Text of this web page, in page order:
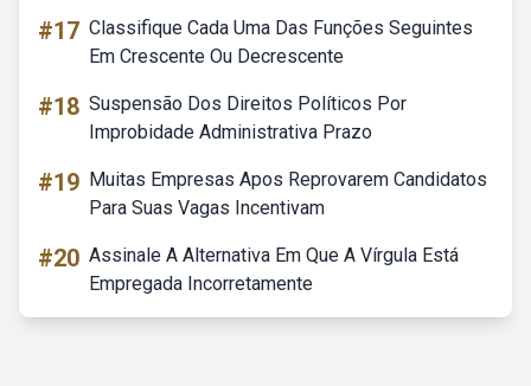
#17 Classifique Cada Uma Das Funções Seguintes
Em Crescente Ou Decrescente
#18 Suspensão Dos Direitos Políticos Por
Improbidade Administrativa Prazo
#19 Muitas Empresas Apos Reprovarem Candidatos
Para Suas Vagas Incentivam
#20 Assinale A Alternativa Em Que A Vírgula Está
Empregada Incorretamente